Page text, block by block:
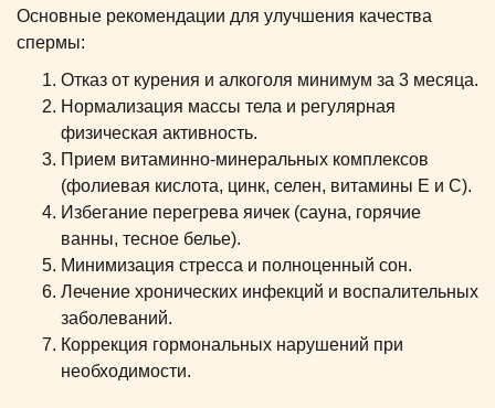
Основные рекомендации для улучшения качества
спермы:
Отказ от курения и алкоголя минимум за 3 месяца.
Нормализация массы тела и регулярная
физическая активность.
Прием витаминно-минеральных комплексов
(фолиевая кислота, цинк, селен, витамины Е и С).
Избегание перегрева яичек (сауна, горячие
ванны, тесное белье).
Минимизация стресса и полноценный сон.
Лечение хронических инфекций и воспалительных
заболеваний.
Коррекция гормональных нарушений при
необходимости.